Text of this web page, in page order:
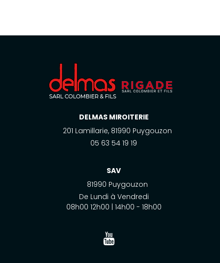
DELMAS MIROITERIE
201 Lamillarie, 81990 Puygouzon
05 63 54 19 19
SAV
81990 Puygouzon
De Lundi à Vendredi
08h00 12h00 | 14h00 - 18h00